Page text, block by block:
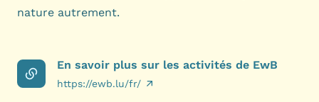
nature autrement.
En savoir plus sur les activités de EwB
https://ewb.lu/fr/